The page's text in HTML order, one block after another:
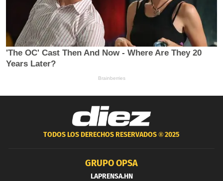
TODOS LOS DERECHOS RESERVADOS ®2025
GRUPO OPSA
LAPRENSA.HN